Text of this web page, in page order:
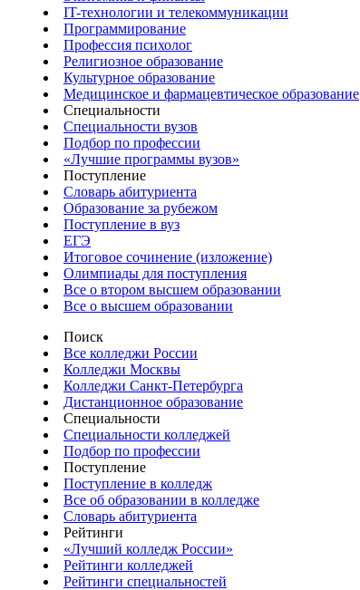
IT-технологии и телекоммуникации
Программирование
Профессия психолог
Религиозное образование
Культурное образование
Медицинское и фармацевтическое образование
Специальности
Специальности вузов
Подбор по профессии
«Лучшие программы вузов»
Поступление
Словарь абитуриента
Образование за рубежом
Поступление в вуз
ЕГЭ
Итоговое сочинение (изложение)
Олимпиады для поступления
Все о втором высшем образовании
Все о высшем образовании
Поиск
Все колледжи России
Колледжи Москвы
Колледжи Санкт-Петербурга
Дистанционное образование
Специальности
Специальности колледжей
Подбор по профессии
Поступление
Поступление в колледж
Все об образовании в колледже
Словарь абитуриента
Рейтинги
«Лучший колледж России»
Рейтинги колледжей
Рейтинги специальностей